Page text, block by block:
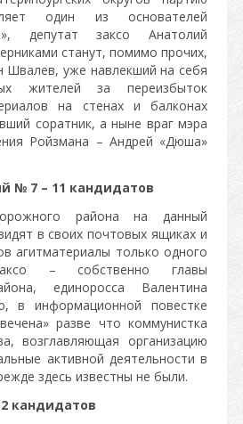
один из основателей
депутат заксо Анатолий
станут, помимо прочих,
Швалев, уже навлекший на себя
жителей за переизбыток
на стенах и балконах
соратник, а ныне враг мэра
Ройзмана – Андрей «Дюша»
№ 7 – 11 кандидатов
района на данный
в своих почтовых ящиках и
агитматериалы только одного
– собственно главы
единоросса Валентина
в информационной повестке
разве что коммунистка
возглавляющая организацию
активной деятельности в
здесь известны не были.
кандидатов